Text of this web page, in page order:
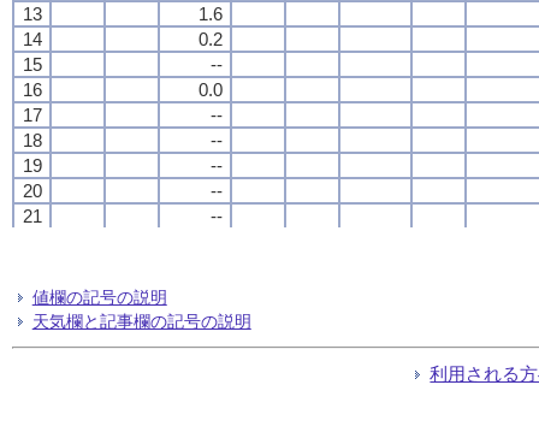
13
1.6
14
0.2
15
--
16
0.0
17
--
18
--
19
--
20
--
21
--
24
13
1.6
14
0.2
15
--
16
0.0
17
--
18
--
19
--
20
--
21
--
24
13
1.6
14
0.2
15
--
16
0.0
17
--
18
--
19
--
20
--
21
--
24
13
1.6
14
0.2
15
--
16
0.0
17
--
18
--
19
--
20
--
21
--
24
値欄の記号の説明
天気欄と記事欄の記号の説明
利用される